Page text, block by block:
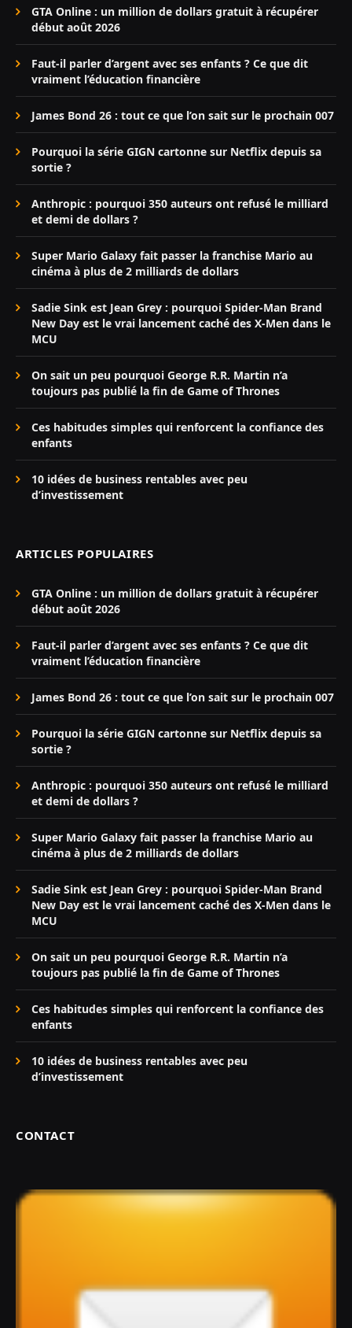
GTA Online : un million de dollars gratuit à récupérer
début août 2026
Faut-il parler d’argent avec ses enfants ? Ce que dit
vraiment l’éducation financière
James Bond 26 : tout ce que l’on sait sur le prochain 007
Pourquoi la série GIGN cartonne sur Netflix depuis sa
sortie ?
Anthropic : pourquoi 350 auteurs ont refusé le milliard
et demi de dollars ?
Super Mario Galaxy fait passer la franchise Mario au
cinéma à plus de 2 milliards de dollars
Sadie Sink est Jean Grey : pourquoi Spider-Man Brand
New Day est le vrai lancement caché des X-Men dans le
MCU
On sait un peu pourquoi George R.R. Martin n’a
toujours pas publié la fin de Game of Thrones
Ces habitudes simples qui renforcent la confiance des
enfants
10 idées de business rentables avec peu
d’investissement
ARTICLES POPULAIRES
GTA Online : un million de dollars gratuit à récupérer
début août 2026
Faut-il parler d’argent avec ses enfants ? Ce que dit
vraiment l’éducation financière
James Bond 26 : tout ce que l’on sait sur le prochain 007
Pourquoi la série GIGN cartonne sur Netflix depuis sa
sortie ?
Anthropic : pourquoi 350 auteurs ont refusé le milliard
et demi de dollars ?
Super Mario Galaxy fait passer la franchise Mario au
cinéma à plus de 2 milliards de dollars
Sadie Sink est Jean Grey : pourquoi Spider-Man Brand
New Day est le vrai lancement caché des X-Men dans le
MCU
On sait un peu pourquoi George R.R. Martin n’a
toujours pas publié la fin de Game of Thrones
Ces habitudes simples qui renforcent la confiance des
enfants
10 idées de business rentables avec peu
d’investissement
CONTACT